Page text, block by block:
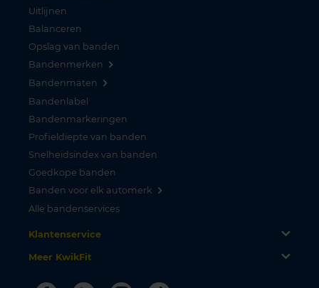
Uitlijnen
Balanceren
Opslag van banden
Bandenmerken
Bandenmaten
Bandenlabel
Bandenmarkeringen
Profieldiepte van banden
Snelheidsindex van banden
Goedkope banden
Banden voor elk automerk
Alle bandenservices
Klantenservice
Meer KwikFit